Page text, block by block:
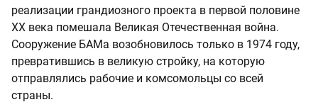
реализации грандиозного проекта в первой половине
XX века помешала Великая Отечественная война.
Сооружение БАМа возобновилось только в 1974 году,
превратившись в великую стройку, на которую
отправлялись рабочие и комсомольцы со всей
страны.